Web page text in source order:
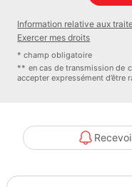
- Feux de jour
- Filtre à particules
- Jantes alu
- Phares additionnels en
- Répétiteurs de clignotant
- Rétroviseurs dégivrants
- Rétroviseurs rabattables
Information relative aux
Exercer mes droits
* champ obligatoire
** en cas de transmission de
accepter expressément d’être